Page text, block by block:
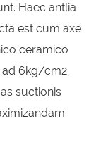
Haec antlia
est cum axe
ceramico
6kg/cm2.
suctionis